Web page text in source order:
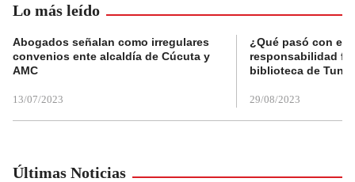
Lo más leído
Abogados señalan como irregulares
convenios ente alcaldía de Cúcuta y
AMC
13/07/2023
¿Qué pasó con el
responsabilidad
biblioteca de
29/08/2023
Últimas Noticias